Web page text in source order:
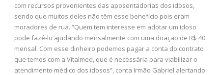
com recursos provenientes das aposentadorias dos idosos,
sendo que muitos deles não têm esse benefício pois eram
moradores de rua. “Quem tem interesse em adotar um idoso
pode fazê-lo ajudando mensalmente com uma doação de R$ 40
mensal. Com esse dinheiro podemos pagar a conta do contrato
que temos com a Vitalmed, que é necessária para viabilizar o
atendimento médico dos idosos”, conta Irmão Gabriel alertando